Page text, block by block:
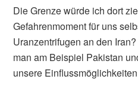
Die Grenze würde ich dort
Gefahrenmoment für uns
Uranzentrifugen an den
man am Beispiel Pakistan
unsere